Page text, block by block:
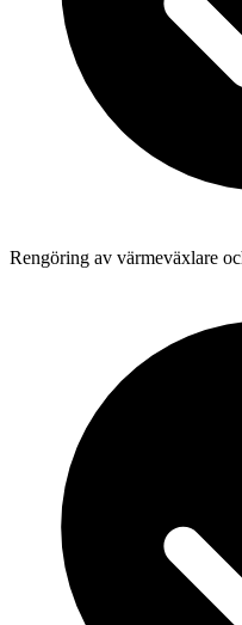
Rengöring av värmeväxlare